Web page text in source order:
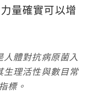
量確實可以增
人體對抗病原菌入
生理活性與數目常
標。